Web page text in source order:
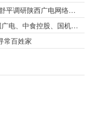
收费和操作复杂专项治理成效巩固工作
、国机数科签署战略合作协议
常百姓家